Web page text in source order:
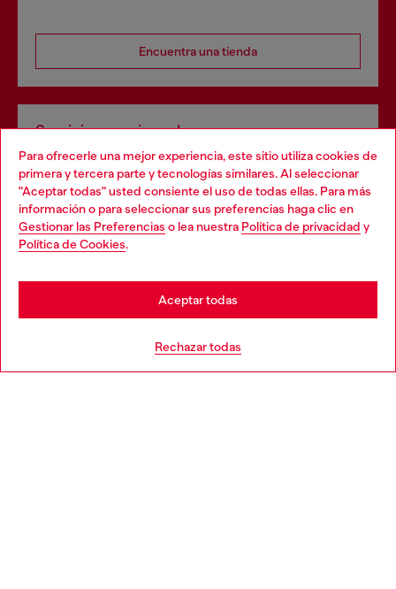
Para ofrecerle una mejor experiencia, este sitio utiliza cookies de
primera y tercera parte y tecnologías similares. Al seleccionar
"Aceptar todas" usted consiente el uso de todas ellas. Para más
información o para seleccionar sus preferencias haga clic en
Gestionar las Preferencias o lea nuestra Política de privacidad y
Política de Cookies.
Rechazar todas
Aceptar todas
Encuentra una tienda
Servicios omnicanal
Descubre todos nuestros servicios, tanto en línea como
en la tienda.
Choose your location
You are currently browsing España website, but it seems you
may be based in United States